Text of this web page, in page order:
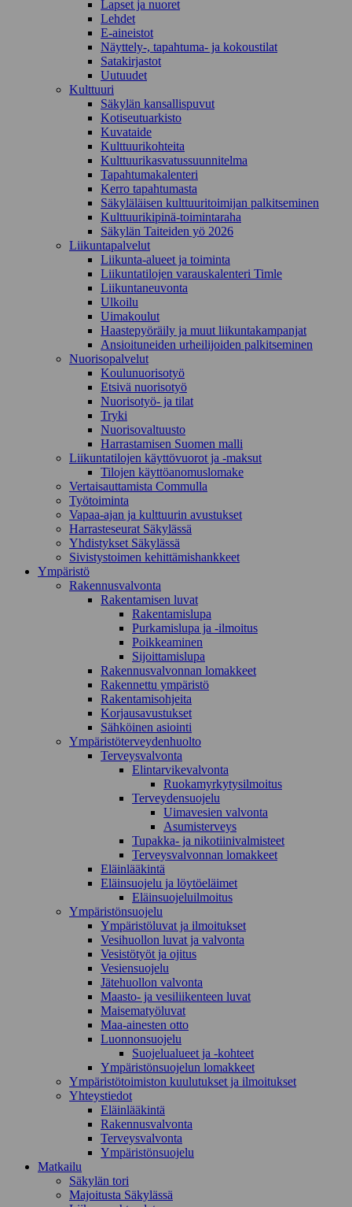
Lapset ja nuoret
Lehdet
E-aineistot
Näyttely-, tapahtuma- ja kokoustilat
Satakirjastot
Uutuudet
Kulttuuri
Säkylän kansallispuvut
Kotiseutuarkisto
Kuvataide
Kulttuurikohteita
Kulttuurikasvatussuunnitelma
Tapahtumakalenteri
Kerro tapahtumasta
Säkyläläisen kulttuuritoimijan palkitseminen
Kulttuurikipinä-toimintaraha
Säkylän Taiteiden yö 2026
Liikuntapalvelut
Liikunta-alueet ja toiminta
Liikuntatilojen varauskalenteri Timle
Liikuntaneuvonta
Ulkoilu
Uimakoulut
Haastepyöräily ja muut liikuntakampanjat
Ansioituneiden urheilijoiden palkitseminen
Nuorisopalvelut
Koulunuorisotyö
Etsivä nuorisotyö
Nuorisotyö- ja tilat
Tryki
Nuorisovaltuusto
Harrastamisen Suomen malli
Liikuntatilojen käyttövuorot ja -maksut
Tilojen käyttöanomuslomake
Vertaisauttamista Commulla
Työtoiminta
Vapaa-ajan ja kulttuurin avustukset
Harrasteseurat Säkylässä
Yhdistykset Säkylässä
Sivistystoimen kehittämishankkeet
Ympä­ristö
Rakennusvalvonta
Rakentamisen luvat
Rakentamislupa
Purkamislupa ja -ilmoitus
Poikkeaminen
Sijoittamislupa
Rakennusvalvonnan lomakkeet
Rakennettu ympäristö
Rakentamisohjeita
Korjausavustukset
Sähköinen asiointi
Ympäristöterveydenhuolto
Terveysvalvonta
Elintarvikevalvonta
Ruokamyrkytysilmoitus
Terveydensuojelu
Uimavesien valvonta
Asumisterveys
Tupakka- ja nikotiinivalmisteet
Terveysvalvonnan lomakkeet
Eläinlääkintä
Eläinsuojelu ja löytöeläimet
Eläinsuojeluilmoitus
Ympäristönsuojelu
Ympäristöluvat ja ilmoitukset
Vesihuollon luvat ja valvonta
Vesistötyöt ja ojitus
Vesiensuojelu
Jätehuollon valvonta
Maasto- ja vesiliikenteen luvat
Maisematyöluvat
Maa-ainesten otto
Luonnonsuojelu
Suojelualueet ja -kohteet
Ympäristönsuojelun lomakkeet
Ympäristötoimiston kuulutukset ja ilmoitukset
Yhteystiedot
Eläinlääkintä
Rakennusvalvonta
Terveysvalvonta
Ympäristönsuojelu
Mat­kailu
Säkylän tori
Majoitusta Säkylässä